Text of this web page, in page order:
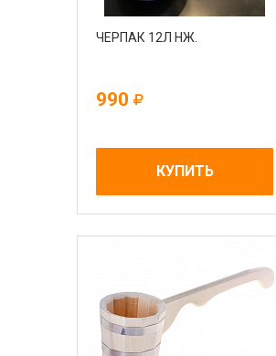
ЧЕРПАК 12Л НЖ.
990
КУПИТЬ